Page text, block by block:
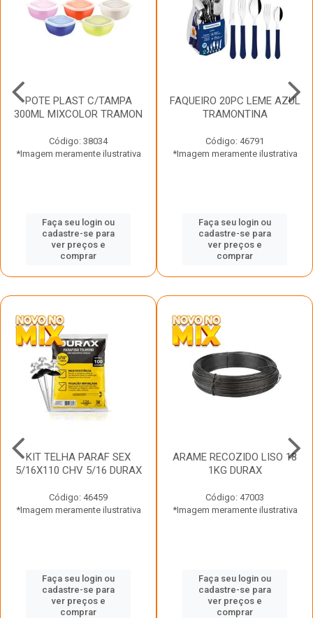
POTE PLAST C/TAMPA
300ML MIXCOLOR TRAMON
Código: 38034
*Imagem meramente ilustrativa
Faça seu login ou
cadastre-se para
ver preços e
comprar
FAQUEIRO 20PC LEME AZUL
TRAMONTINA
Código: 46791
*Imagem meramente ilustrativa
Faça seu login ou
cadastre-se para
ver preços e
comprar
KIT TELHA PARAF SEX
5/16X110 CHV 5/16 DURAX
Código: 46459
*Imagem meramente ilustrativa
Faça seu login ou
cadastre-se para
ver preços e
comprar
ARAME RECOZIDO LISO 18
1KG DURAX
Código: 47003
*Imagem meramente ilustrativa
Faça seu login ou
cadastre-se para
ver preços e
comprar